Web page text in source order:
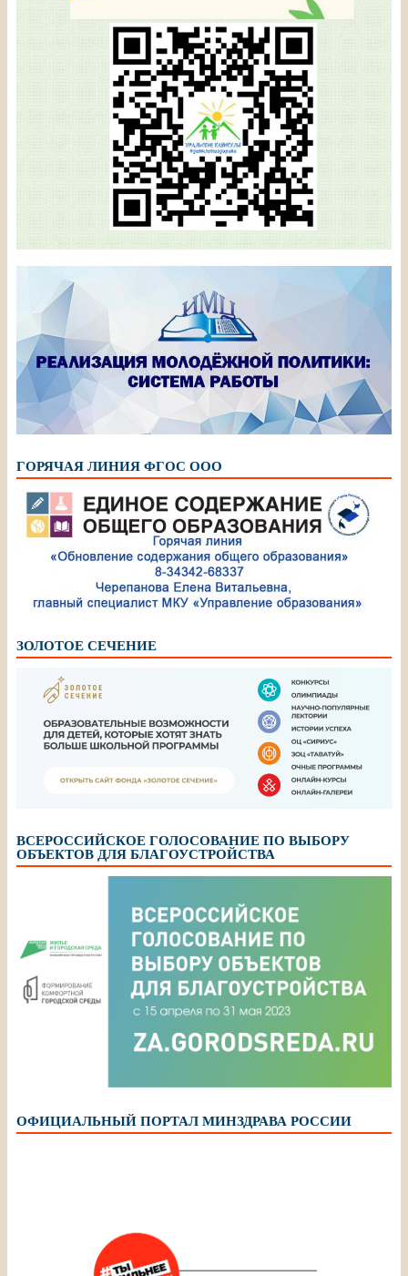
ГОРЯЧАЯ ЛИНИЯ ФГОС ООО
ЗОЛОТОЕ СЕЧЕНИЕ
ВСЕРОССИЙСКОЕ ГОЛОСОВАНИЕ ПО ВЫБОРУ
ОБЪЕКТОВ ДЛЯ БЛАГОУСТРОЙСТВА
ОФИЦИАЛЬНЫЙ ПОРТАЛ МИНЗДРАВА РОССИИ